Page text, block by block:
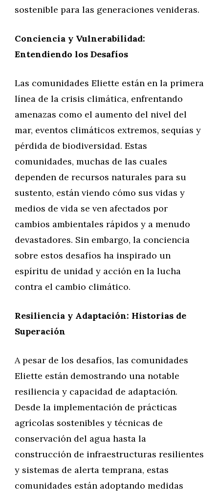
sostenible para las generaciones venideras.
Conciencia y Vulnerabilidad:
Entendiendo los Desafíos
Las comunidades Eliette están en la primera
línea de la crisis climática, enfrentando
amenazas como el aumento del nivel del
mar, eventos climáticos extremos, sequías y
pérdida de biodiversidad. Estas
comunidades, muchas de las cuales
dependen de recursos naturales para su
sustento, están viendo cómo sus vidas y
medios de vida se ven afectados por
cambios ambientales rápidos y a menudo
devastadores. Sin embargo, la conciencia
sobre estos desafíos ha inspirado un
espíritu de unidad y acción en la lucha
contra el cambio climático.
Resiliencia y Adaptación: Historias de
Superación
A pesar de los desafíos, las comunidades
Eliette están demostrando una notable
resiliencia y capacidad de adaptación.
Desde la implementación de prácticas
agrícolas sostenibles y técnicas de
conservación del agua hasta la
construcción de infraestructuras resilientes
y sistemas de alerta temprana, estas
comunidades están adoptando medidas